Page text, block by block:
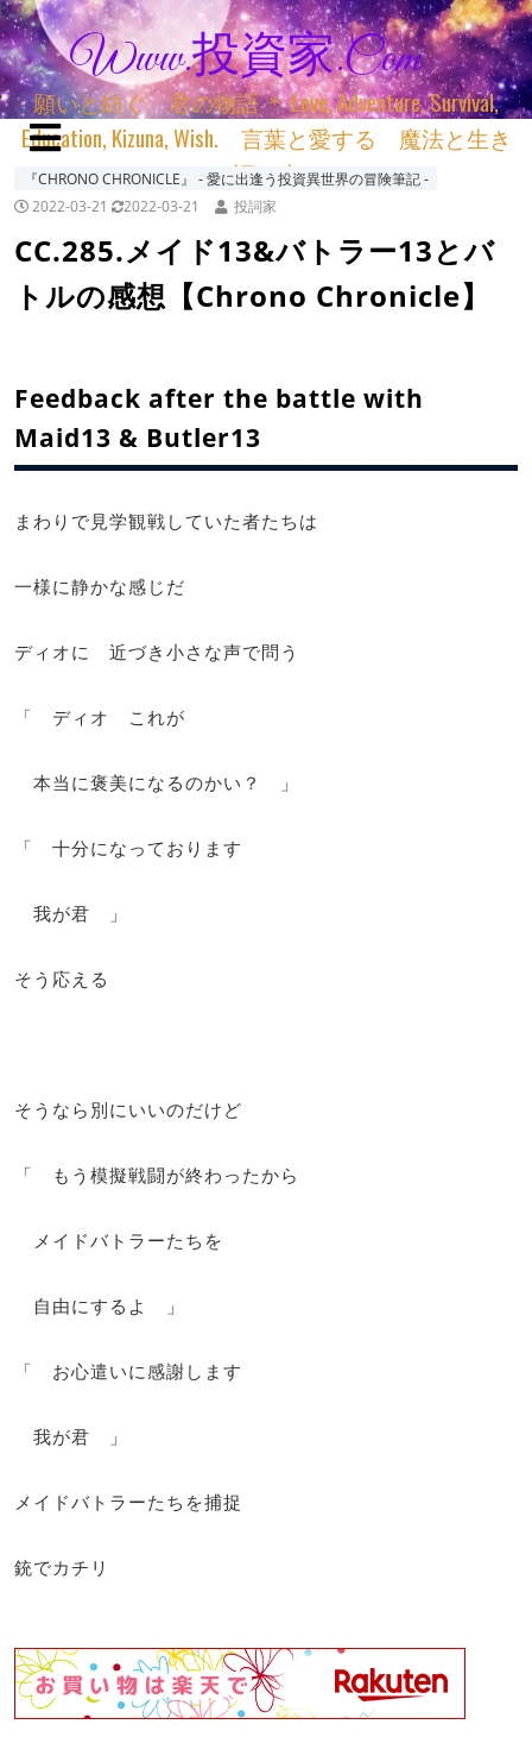
Www.投資家.com
願いと紡ぐ 君の物語 ＊ Love, Adventure, Survival,
Education, Kizuna, Wish. 言葉と愛する 魔法と生き
る 詞と生きる
『CHRONO CHRONICLE』 ‐ 愛に出逢う投資異世界の冒険筆記 ‐
2022-03-21
2022-03-21 投詞家
CC.285.メイド13&バトラー13とバ
トルの感想【Chrono Chronicle】
Feedback after the battle with
Maid13 & Butler13
まわりで見学観戦していた者たちは
一様に静かな感じだ
ディオに 近づき小さな声で問う
「 ディオ これが
本当に褒美になるのかい？ 」
「 十分になっております
我が君 」
そう応える
そうなら別にいいのだけど
「 もう模擬戦闘が終わったから
メイドバトラーたちを
自由にするよ 」
「 お心遣いに感謝します
我が君 」
メイドバトラーたちを捕捉
銃でカチリ